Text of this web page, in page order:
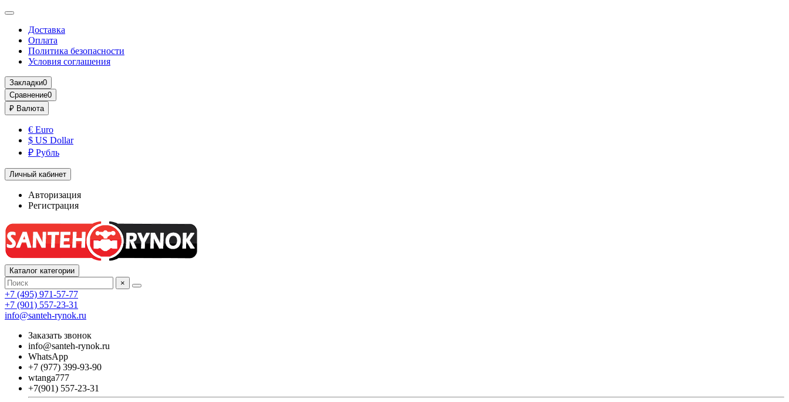
Доставка
Оплата
Политика безопасности
Условия соглашения
Закладки0
Сравнение0
₽ Валюта
€ Euro
$ US Dollar
₽ Рубль
Личный кабинет
Авторизация
Регистрация
Каталог категории
×
+7 (495) 971-57-77
+7 (901) 557-23-31
info@santeh-rynok.ru
Заказать звонок
info@santeh-rynok.ru
WhatsApp
+7 (977) 399-93-90
wtanga777
+7(901) 557-23-31